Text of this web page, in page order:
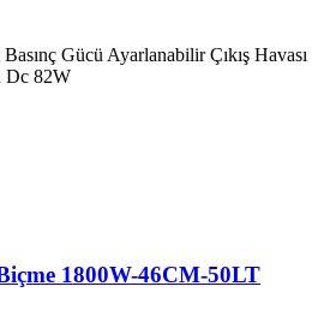
Gücü Ayarlanabilir Çıkış Havası
Dc 82W
1800W-46CM-50LT